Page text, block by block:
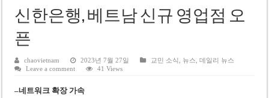
베트남 은행 분기 순이익 1조 동 시대…비엣콤뱅크 등 5곳 돌파
PNJ, 다이아몬드 밀수 여파에 2분기 적자… 10월 임시 주총 개최
케펠, 투티엠 엠파이어시티 지분 전량 2억7000만 달러에 매각
베트남 MB은행, 2026년 수익 목표 자신…부동산 대출 비율 13% 고수
신한은행, 베트남 신규 영업점 오
픈
chaovietnam 2023년 7월 27일 교민 소식 뉴스 ,데일리 뉴스
Leave a comment
41 Views
–네트워크 확장 가속